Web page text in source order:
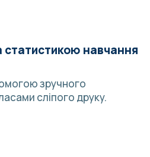
навчання
зручного
сліпого друку.